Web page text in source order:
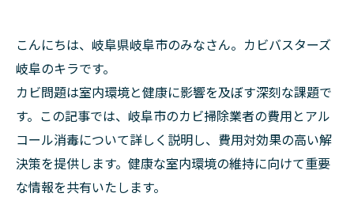
こんにちは、岐阜県岐阜市のみなさん。カビバスターズ
岐阜のキラです。
カビ問題は室内環境と健康に影響を及ぼす深刻な課題で
す。この記事では、岐阜市のカビ掃除業者の費用とアル
コール消毒について詳しく説明し、費用対効果の高い解
決策を提供します。健康な室内環境の維持に向けて重要
な情報を共有いたします。